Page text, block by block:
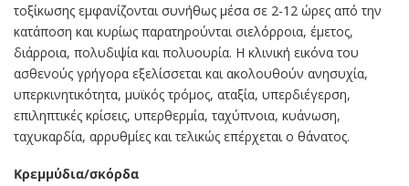
τοξίκωσης εμφανίζονται συνήθως μέσα σε 2-12 ώρες από την
κατάποση και κυρίως παρατηρούνται σιελόρροια, έμετος,
διάρροια, πολυδιψία και πολυουρία. Η κλινική εικόνα του
ασθενούς γρήγορα εξελίσσεται και ακολουθούν ανησυχία,
υπερκινητικότητα, μυϊκός τρόμος, αταξία, υπερδιέγερση,
επιληπτικές κρίσεις, υπερθερμία, ταχύπνοια, κυάνωση,
ταχυκαρδία, αρρυθμίες και τελικώς επέρχεται ο θάνατος.
Κρεμμύδια/σκόρδα